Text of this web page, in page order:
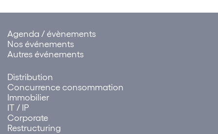
Agenda / évènements
Nos événements
Autres événements
Distribution
Concurrence consommation
Immobilier
IT / IP
Corporate
Restructuring